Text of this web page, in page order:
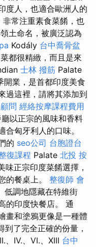
度人，也適合歐洲人的
非常注重素食菜餚，也
土命名，被廣泛認為
Kodály 台中喬骨盆
都很精緻，而且是來
士林 撥筋 Palate
開業，是首都印度美食
過這裡，請將其添加到
問 經絡按摩課程費用
以正宗的風味和香料
匈牙利人的口味。
的 seo公司 台胞證台
復課程 Palate 北投 按
味正宗印度菜餚選擇，
的餐桌上。 整復師 會
低調地隱藏在特維街
的印度快餐店。 通
畫和塗鴉更像是一種體
到了完全正確的份量，
、IV.、VI.、XIII 台中